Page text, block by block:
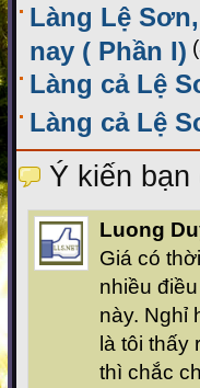
Làng Lệ
nay ( Phần I)
Làng cả Lệ
Làng cả Lệ
Ý kiến bạn
Luong
Giá có
nhiều
này. Nghỉ
là tôi thấy
thì chắc